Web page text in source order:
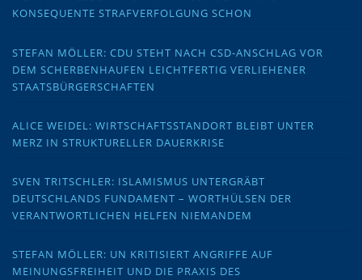
KONSEQUENTE STRAFVERFOLGUNG SCHON
STEFAN MÖLLER: CDU STEHT NACH CSD-ANSCHLAG VOR
DEM SCHERBENHAUFEN LEICHTFERTIG VERLIEHENER
STAATSBÜRGERSCHAFTEN
ALICE WEIDEL: WIRTSCHAFTSSTANDORT BLEIBT UNTER
MERZ IN STRUKTURELLER DAUERKRISE
SVEN TRITSCHLER: ISLAMISMUS UNTERGRÄBT
DEUTSCHLANDS FUNDAMENT – WORTHÜLSEN DER
VERANTWORTLICHEN HELFEN NIEMANDEM
STEFAN MÖLLER: UN KRITISIERT ANGRIFFE AUF
MEINUNGSFREIHEIT UND DIE PRAXIS DES